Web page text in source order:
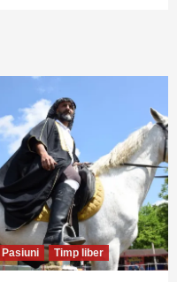
Pasiuni Timp liber